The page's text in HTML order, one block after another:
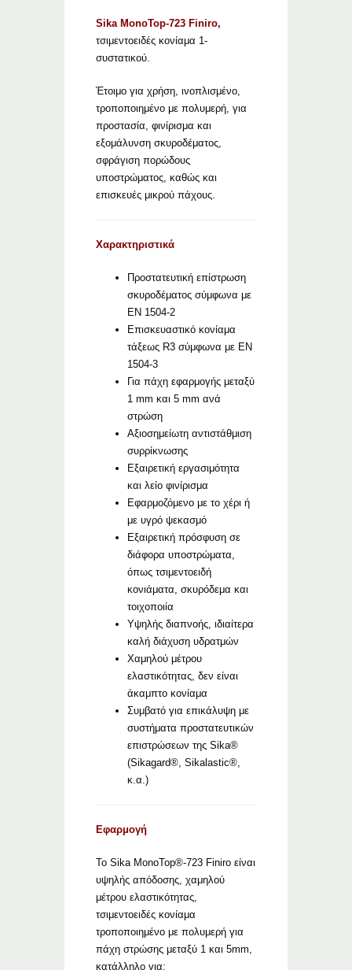
Sika MonoTop-723 Finiro,
τσιμεντοειδές κονίαμα 1-
συστατικού.
Έτοιμο για χρήση, ινοπλισμένο,
τροποποιημένο με πολυμερή, για
προστασία, φινίρισμα και
εξομάλυνση σκυροδέματος,
σφράγιση πορώδους
υποστρώματος, καθώς και
επισκευές μικρού πάχους.
Χαρακτηριστικά
Προστατευτική επίστρωση
σκυροδέματος σύμφωνα με
EN 1504-2
Επισκευαστικό κονίαμα
τάξεως R3 σύμφωνα με EN
1504-3
Για πάχη εφαρμογής μεταξύ
1 mm και 5 mm ανά
στρώση
Αξιοσημείωτη αντιστάθμιση
συρρίκνωσης
Εξαιρετική εργασιμότητα
και λείο φινίρισμα
Εφαρμοζόμενο με το χέρι ή
με υγρό ψεκασμό
Εξαιρετική πρόσφυση σε
διάφορα υποστρώματα,
όπως τσιμεντοειδή
κονιάματα, σκυρόδεμα και
τοιχοποιία
Υψηλής διαπνοής, ιδιαίτερα
καλή διάχυση υδρατμών
Χαμηλού μέτρου
ελαστικότητας, δεν είναι
άκαμπτο κονίαμα
Συμβατό για επικάλυψη με
συστήματα προστατευτικών
επιστρώσεων της Sika®
(Sikagard®, Sikalastic®,
κ.α.)
Εφαρμογή
Το Sika MonoTop®-723 Finiro είναι
υψηλής απόδοσης, χαμηλού
μέτρου ελαστικότητας,
τσιμεντοειδές κονίαμα
τροποποιημένο με πολυμερή για
πάχη στρώσης μεταξύ 1 και 5mm,
κατάλληλο για: